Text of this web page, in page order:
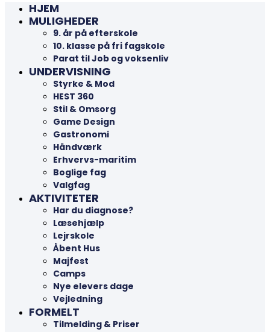
HJEM
MULIGHEDER
9. år på efterskole
10. klasse på fri fagskole
Parat til Job og voksenliv
UNDERVISNING
Styrke & Mod
HEST 360
Stil & Omsorg
Game Design
Gastronomi
Håndværk
Erhvervs-maritim
Boglige fag
Valgfag
AKTIVITETER
Har du diagnose?
Læsehjælp
Lejrskole
Åbent Hus
Majfest
Camps
Nye elevers dage
Vejledning
FORMELT
Tilmelding & Priser